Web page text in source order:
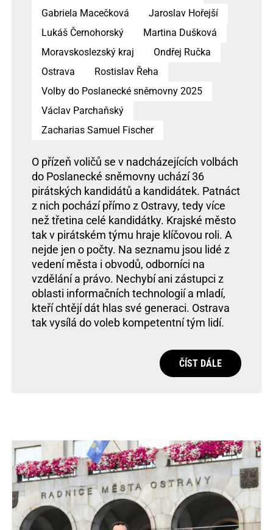
Gabriela Macečková
Jaroslav Hořejší
Lukáš Černohorský
Martina Dušková
Moravskoslezský kraj
Ondřej Ručka
Ostrava
Rostislav Řeha
Volby do Poslanecké sněmovny 2025
Václav Parchaňský
Zacharias Samuel Fischer
O přízeň voličů se v nadcházejících volbách
do Poslanecké sněmovny uchází 36
pirátských kandidátů a kandidátek. Patnáct
z nich pochází přímo z Ostravy, tedy více
než třetina celé kandidátky. Krajské město
tak v pirátském týmu hraje klíčovou roli. A
nejde jen o počty. Na seznamu jsou lidé z
vedení města i obvodů, odborníci na
vzdělání a právo. Nechybí ani zástupci z
oblasti informačních technologií a mladí,
kteří chtějí dát hlas své generaci. Ostrava
tak vysílá do voleb kompetentní tým lidí.
ČÍST DÁLE